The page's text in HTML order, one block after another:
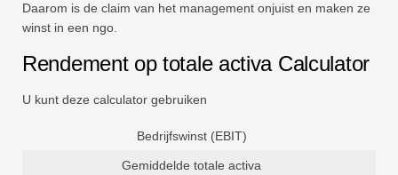
Daarom is de claim van het management onjuist en maken ze
winst in een ngo.
Rendement op totale activa Calculator
U kunt deze calculator gebruiken
Bedrijfswinst (EBIT)
Gemiddelde totale activa